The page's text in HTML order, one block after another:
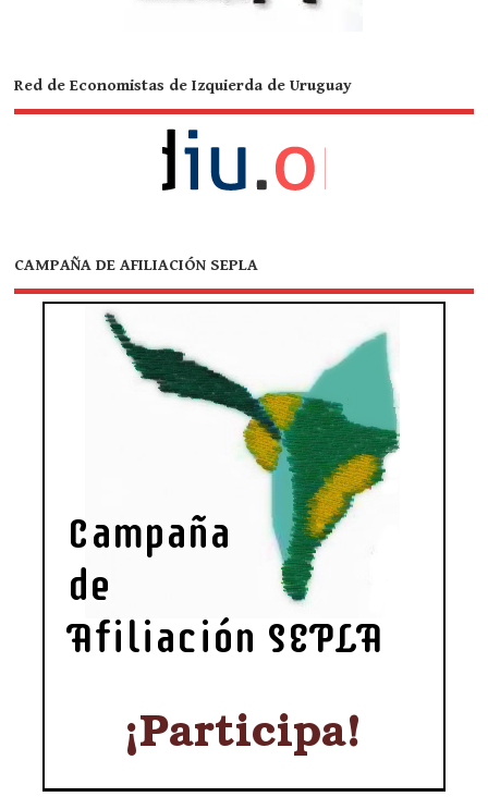
Red de Economistas de Izquierda de Uruguay
CAMPAÑA DE AFILIACIÓN SEPLA